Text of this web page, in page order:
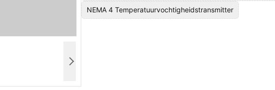
NEMA 4 Temperatuurvochtigheidstransmitter